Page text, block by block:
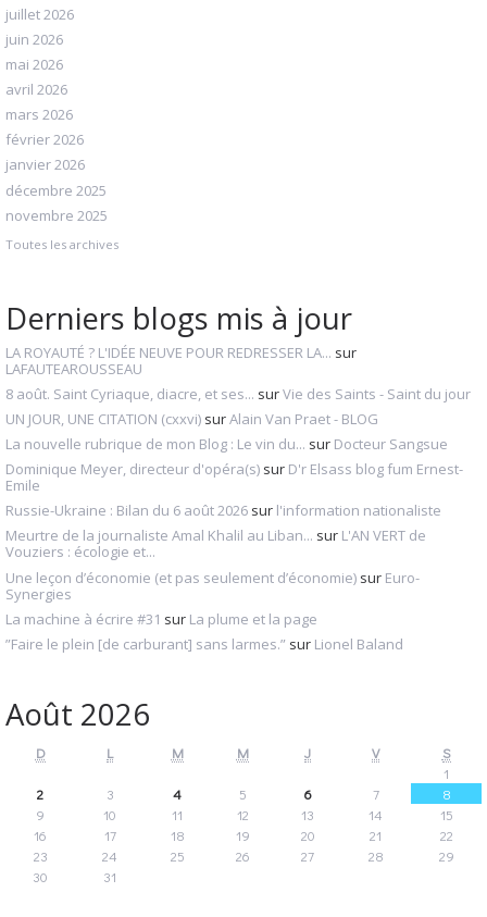
juillet 2026
juin 2026
mai 2026
avril 2026
mars 2026
février 2026
janvier 2026
décembre 2025
novembre 2025
Toutes les archives
Derniers blogs mis à jour
LA ROYAUTÉ ? L'IDÉE NEUVE POUR REDRESSER LA... sur
LAFAUTEAROUSSEAU
8 août. Saint Cyriaque, diacre, et ses... surVie des Saints - Saint du jour
UN JOUR, UNE CITATION (cxxvi) surAlain Van Praet - BLOG
La nouvelle rubrique de mon Blog : Le vin du... sur Docteur Sangsue
Dominique Meyer, directeur d'opéra(s) sur D'r Elsass blog fum Ernest-
Emile
Russie-Ukraine : Bilan du 6 août 2026 sur l'information nationaliste
Meurtre de la journaliste Amal Khalil au Liban... sur L'AN VERT de
Vouziers : écologie et...
Une leçon d’économie (et pas seulement d’économie) sur Euro-
Synergies
La machine à écrire #31 sur La plume et la page
”Faire le plein [de carburant] sans larmes.” sur Lionel Baland
Août 2026
D L M M J V
S
1
2
3 4 5 6 7
8
9
10 11 12 13 14
15
16
17 18 19 20 21
22
23
24 25 26 27 28
29
30
31